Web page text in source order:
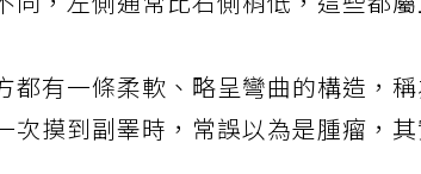
同，左側通常比右側稍低，這些都屬
都有一條柔軟、略呈彎曲的構造，
次摸到副睪時，常誤以為是腫瘤，其